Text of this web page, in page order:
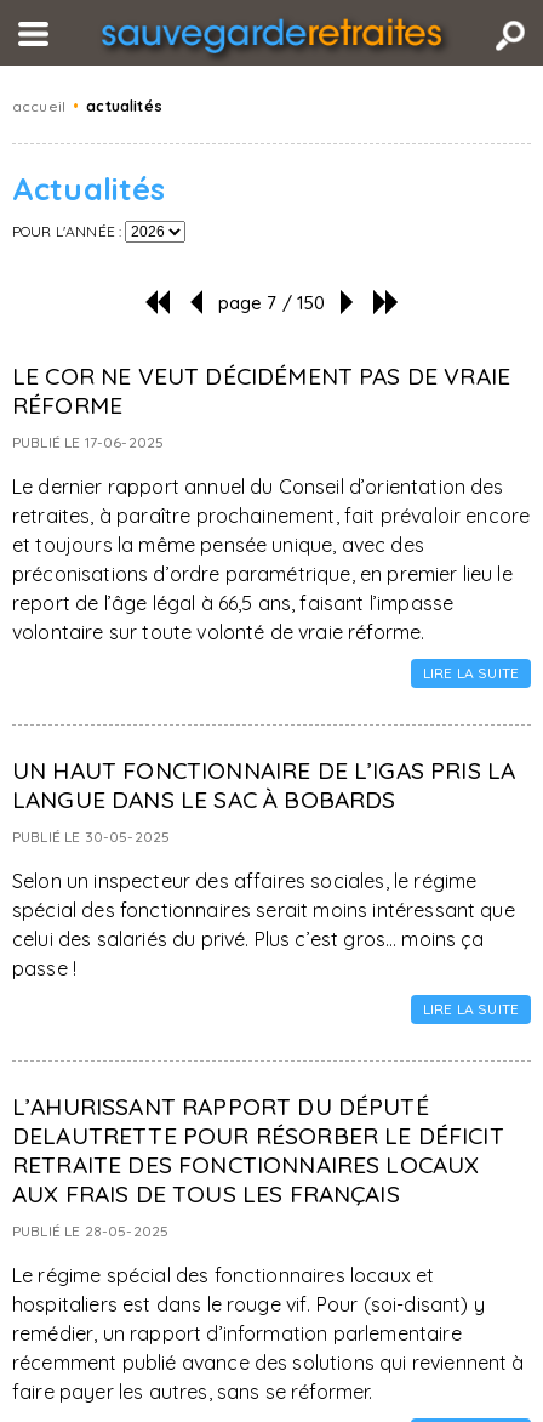
accueil • actualités
Actualités
POUR L'ANNÉE :
page 7 / 150
LE COR NE VEUT DÉCIDÉMENT PAS DE VRAIE
RÉFORME
PUBLIÉ LE 17-06-2025
Le dernier rapport annuel du Conseil d’orientation des
retraites, à paraître prochainement, fait prévaloir encore
et toujours la même pensée unique, avec des
préconisations d’ordre paramétrique, en premier lieu le
report de l’âge légal à 66,5 ans, faisant l’impasse
volontaire sur toute volonté de vraie réforme.
LIRE LA SUITE
UN HAUT FONCTIONNAIRE DE L’IGAS PRIS LA
LANGUE DANS LE SAC À BOBARDS
PUBLIÉ LE 30-05-2025
Selon un inspecteur des affaires sociales, le régime
spécial des fonctionnaires serait moins intéressant que
celui des salariés du privé. Plus c’est gros… moins ça
passe !
LIRE LA SUITE
L’AHURISSANT RAPPORT DU DÉPUTÉ
DELAUTRETTE POUR RÉSORBER LE DÉFICIT
RETRAITE DES FONCTIONNAIRES LOCAUX
AUX FRAIS DE TOUS LES FRANÇAIS
PUBLIÉ LE 28-05-2025
Le régime spécial des fonctionnaires locaux et
hospitaliers est dans le rouge vif. Pour (soi-disant) y
remédier, un rapport d’information parlementaire
récemment publié avance des solutions qui reviennent à
faire payer les autres, sans se réformer.